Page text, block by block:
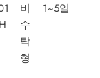
비
수
탁
형
1~5일